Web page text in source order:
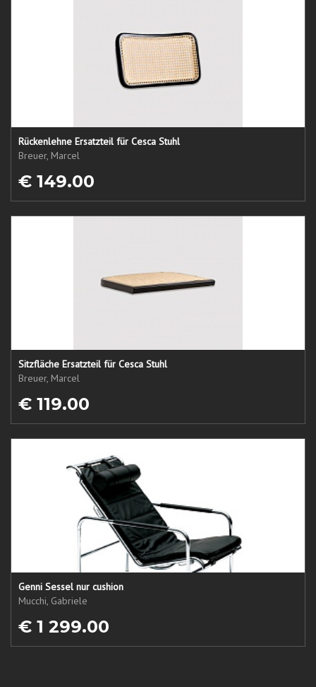
Rückenlehne Ersatzteil für Cesca Stuhl
Breuer, Marcel
€ 149.00
Sitzfläche Ersatzteil für Cesca Stuhl
Breuer, Marcel
€ 119.00
Genni Sessel nur cushion
Mucchi, Gabriele
€ 1 299.00